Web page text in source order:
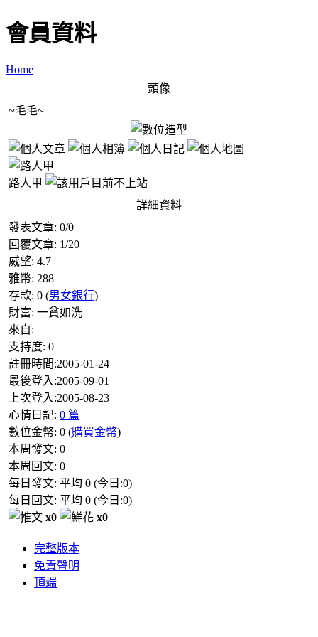
會員資料
Home
頭像
~毛毛~
路人甲
詳細資料
發表文章: 0/0
回覆文章: 1/20
威望: 4.7
雅幣: 288
存款: 0 (男女銀行)
財富: 一貧如洗
來自:
支持度: 0
註冊時間:2005-01-24
最後登入:2005-09-01
上次登入:2005-08-23
心情日記: 0 篇
數位金幣: 0 (購買金幣)
本周發文: 0
本周回文: 0
每日發文: 平均 0 (今日:0)
每日回文: 平均 0 (今日:0)
x0
x0
完整版本
免責聲明
頂端